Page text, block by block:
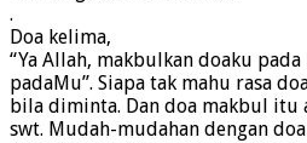
.
Doa kelima,
“Ya Allah, makbulkan doaku
padaMu”. Siapa tak mahu rasa
bila diminta. Dan doa makbul itu
swt. Mudah-mudahan dengan